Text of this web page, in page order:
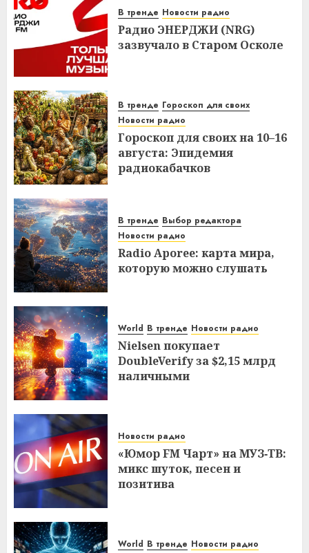
В тренде Новости радио
Радио ЭНЕРДЖИ (NRG)
зазвучало в Старом Осколе
В тренде Гороскоп для своих
Новости радио
Гороскоп для своих на 10–16
августа: Эпидемия
радиокабачков
В тренде Выбор редактора
Новости радио
Radio Aporee: карта мира,
которую можно слушать
World В тренде Новости радио
Nielsen покупает
DoubleVerify за $2,15 млрд
наличными
Новости радио
«Юмор FM Чарт» на МУЗ‑ТВ:
микс шуток, песен и
позитива
World В тренде Новости радио